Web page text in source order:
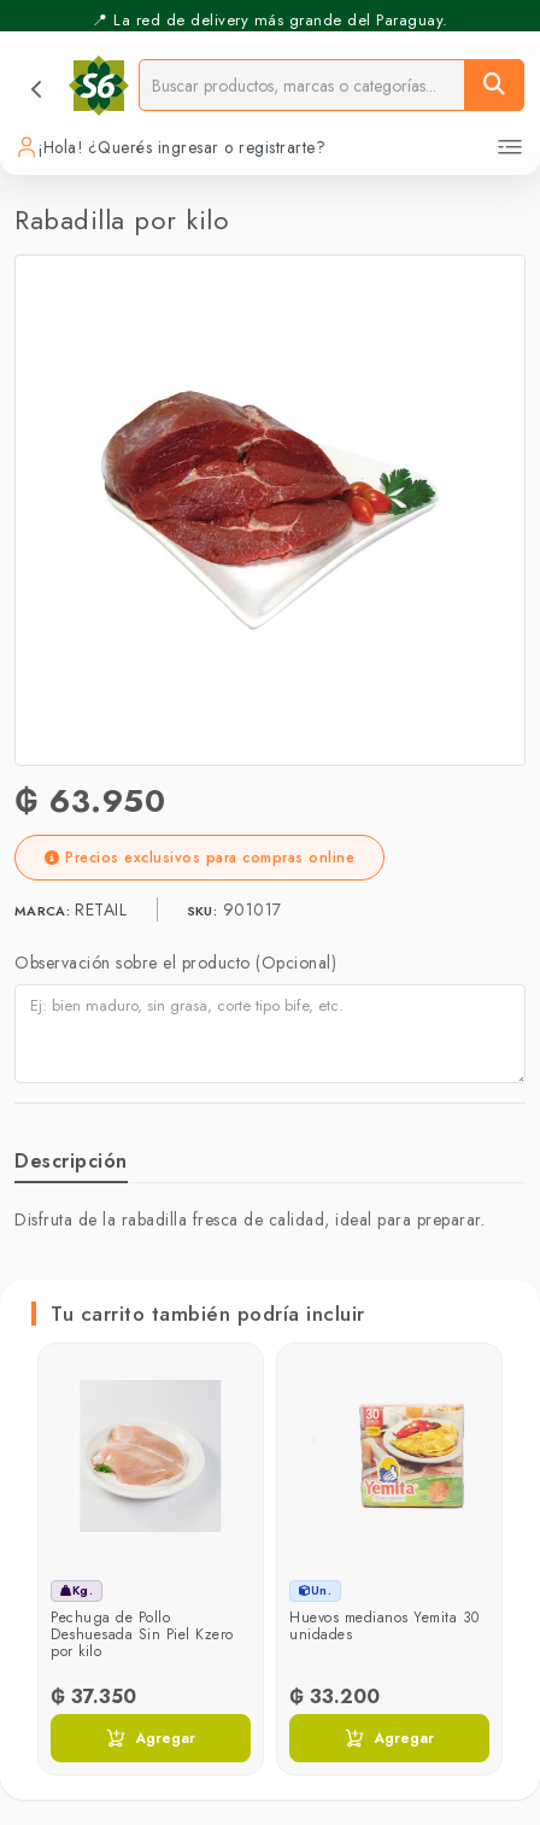
📍 La red de delivery más grande del Paraguay.
¡Hola! ¿Querés ingresar o registrarte?
Rabadilla por kilo
₲ 63.950
Precios exclusivos para compras online
MARCA: RETAIL SKU: 901017
Observación sobre el producto (Opcional)
Descripción
Disfruta de la rabadilla fresca de calidad, ideal para preparar.
Tu carrito también podría incluir
Kg.
Pechuga de Pollo
Deshuesada Sin Piel Kzero
por kilo
₲ 37.350
Agregar
Un.
Huevos medianos Yemita 30
unidades
₲ 33.200
Agregar